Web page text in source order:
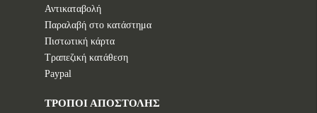
Αντικαταβολή
Παραλαβή στο κατάστημα
Πιστωτική κάρτα
Τραπεζική κατάθεση
Paypal
ΤΡΟΠΟΙ ΑΠΟΣΤΟΛΗΣ